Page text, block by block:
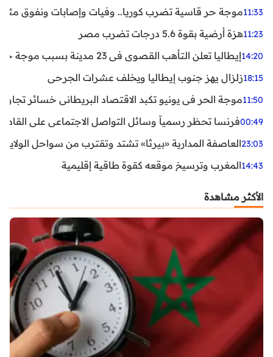
11:33موجة حر قاسية تضرب كوريا.. وفيات وإصابات ونفوق مئات
11:23هزة أرضية بقوة 5.6 درجات تضرب مصر
14:20إيطاليا تعلن التأهب القصوى في 23 مدينة بسبب موجة حر شديدة
18:15زلزال يهز جنوب إيطاليا ويخلف عشرات الجرحى
11:50موجة الحر في يونيو تكبد الاقتصاد البريطاني خسائر تجاوزت 1.5 مليار
00:49فرنسا تحظر رسمياً وسائل التواصل الاجتماعي على القاصرين
23:03العاصفة المدارية «بيرثا» تشتد وتقترب من سواحل
14:43المغرب وترسيخ موقعه كقوة طاقية إقليمية
الأكثر مشاهدة